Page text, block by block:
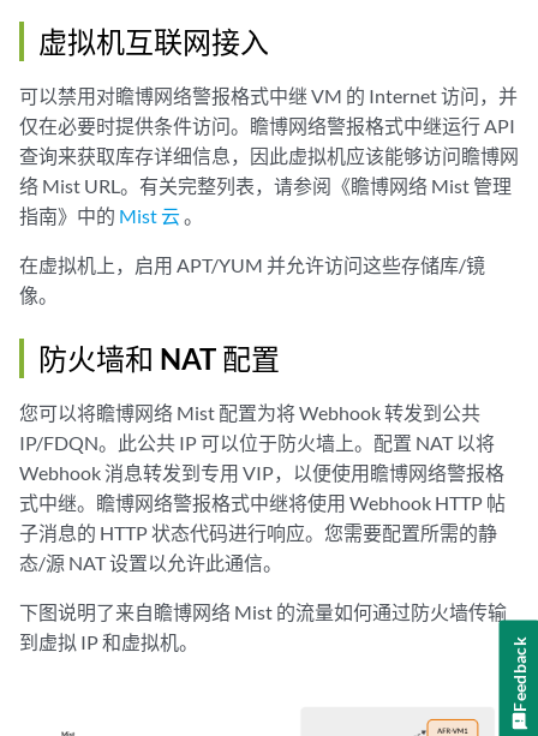
虚拟机互联网接入
可以禁用对瞻博网络警报格式中继 VM 的 Internet 访问，并
仅在必要时提供条件访问。瞻博网络警报格式中继运行 API
查询来获取库存详细信息，因此虚拟机应该能够访问瞻博网
络 Mist URL。有关完整列表，请参阅《瞻博网络 Mist 管理
指南》中的 Mist 云。
在虚拟机上，启用 APT/YUM 并允许访问这些存储库/镜
像。
防火墙和 NAT 配置
您可以将瞻博网络 Mist 配置为将 Webhook 转发到公共
IP/FDQN。此公共 IP 可以位于防火墙上。配置 NAT 以将
Webhook 消息转发到专用 VIP，以便使用瞻博网络警报格
式中继。瞻博网络警报格式中继将使用 Webhook HTTP 帖
子消息的 HTTP 状态代码进行响应。您需要配置所需的静
态/源 NAT 设置以允许此通信。
下图说明了来自瞻博网络 Mist 的流量如何通过防火墙传输
到虚拟 IP 和虚拟机。
Feedback